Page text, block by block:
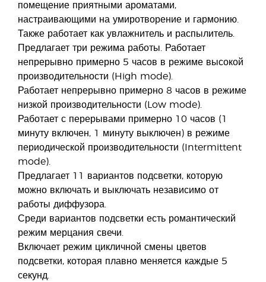
помещение приятными ароматами,
настраивающими на умиротворение и гармонию.
Также работает как увлажнитель и распылитель.
Предлагает три режима работы. Работает
непрерывно примерно 5 часов в режиме высокой
производительности (High mode).
Работает непрерывно примерно 8 часов в режиме
низкой производительности (Low mode).
Работает с перерывами примерно 10 часов (1
минуту включен, 1 минуту выключен) в режиме
периодической производительности (Intermittent
mode).
Предлагает 11 вариантов подсветки, которую
можно включать и выключать независимо от
работы диффузора.
Среди вариантов подсветки есть романтический
режим мерцания свечи.
Включает режим цикличной смены цветов
подсветки, которая плавно меняется каждые 5
секунд.